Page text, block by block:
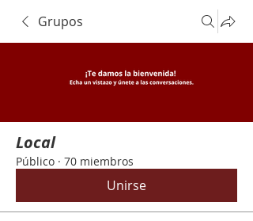
Grupos
Local
Público · 70 miembros
Unirse